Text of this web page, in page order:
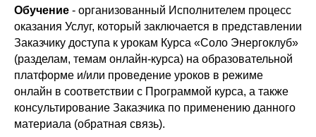
Обучение - организованный Исполнителем процесс
оказания Услуг, который заключается в представлении
Заказчику доступа к урокам Курса «Соло Энергоклуб»
(разделам, темам онлайн-курса) на образовательной
платформе и/или проведение уроков в режиме
онлайн в соответствии с Программой курса, а также
консультирование Заказчика по применению данного
материала (обратная связь).